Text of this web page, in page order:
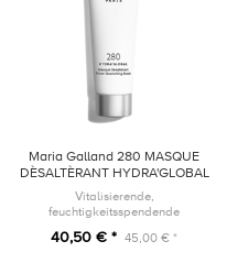
Maria Galland 280 MASQUE
DÈSALTÈRANT HYDRA'GLOBAL
50ml
Vitalisierende,
feuchtigkeitsspendende
die neue Version des Produkts 92
40,50 € * 45,00 € *